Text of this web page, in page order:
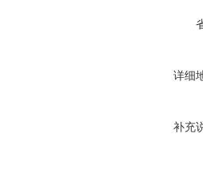
详细
补充